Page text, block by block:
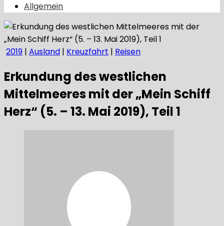
Allgemein
2019 | Ausland | Kreuzfahrt | Reisen
Erkundung des westlichen
Mittelmeeres mit der „Mein Schiff
Herz“ (5. – 13. Mai 2019), Teil 1